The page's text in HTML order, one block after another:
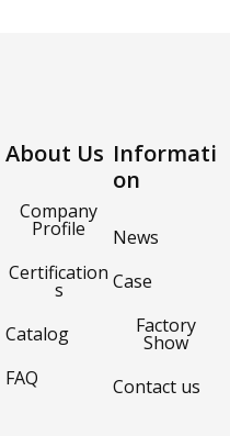
About Us
Company
Profile
Certification
s
Catalog
FAQ
Informati
on
News
Case
Factory
Show
Contact us